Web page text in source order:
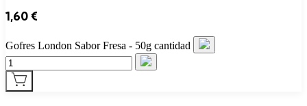
1,60€
Gofres London Sabor Fresa - 50g cantidad